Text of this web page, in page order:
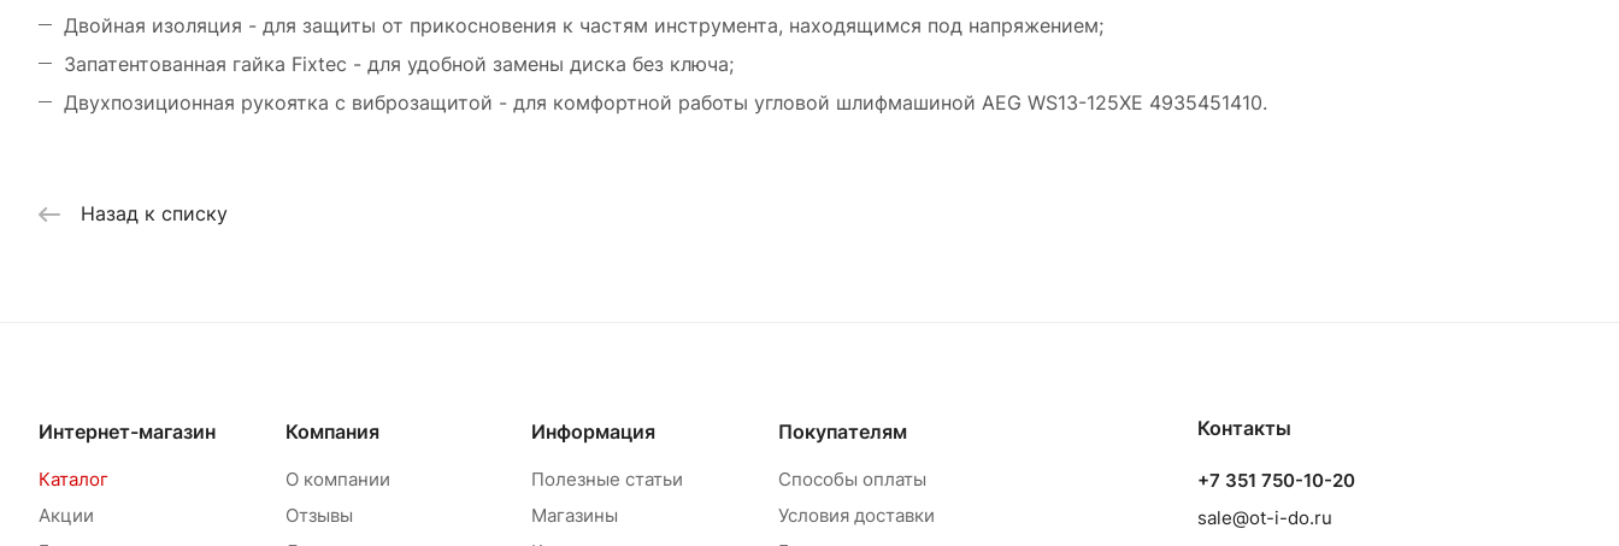
Двойная изоляция - для защиты от прикосновения к частям инструмента, находящимся под напряжением;
Запатентованная гайка Fixtec - для удобной замены диска без ключа;
Двухпозиционная рукоятка с виброзащитой - для комфортной работы угловой шлифмашиной AEG WS13-125XE 4935451410.
Назад к списку
Интернет-магазин
Каталог
Акции
Компания
О компании
Отзывы
Информация
Полезные статьи
Магазины
Покупателям
Способы оплаты
Условия доставки
Контакты
+7 351 750-10-20
sale@ot-i-do.ru